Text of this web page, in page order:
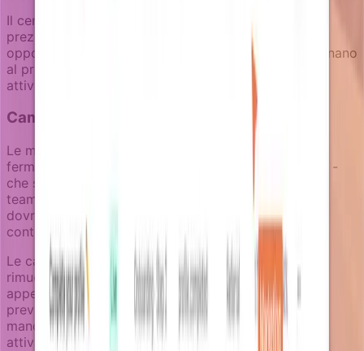
Il centro notifiche in-app diventa particolarmente
prezioso per la retention perché mantiene visibili le
opportunità di ri-engagement quando gli utenti ritornano
al prodotto, creando un ponte di ritorno all'utilizzo
attivo.
Campagne di retention goal-aware
Le migliori campagne di retention sanno quando
fermarsi. Quando un utente completa l'azione target -
che sia attivare una funzionalità, invitare membri del
team, o aumentare il loro utilizzo - la campagna
dovrebbe terminare immediatamente piuttosto che
continuare con nudge irrilevanti.
Le campagne Notifizz includono logica goal che
rimuove gli utenti dal set di destinatari eligibili non
appena completano l'obiettivo di retention. Questo
previene il problema comune di ricevere email "Ci
manchi" proprio dopo aver iniziato a utilizzare
attivamente il prodotto di nuovo.